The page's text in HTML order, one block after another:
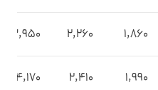
1,860
2,260
3,950
1,990
2,410
4,170